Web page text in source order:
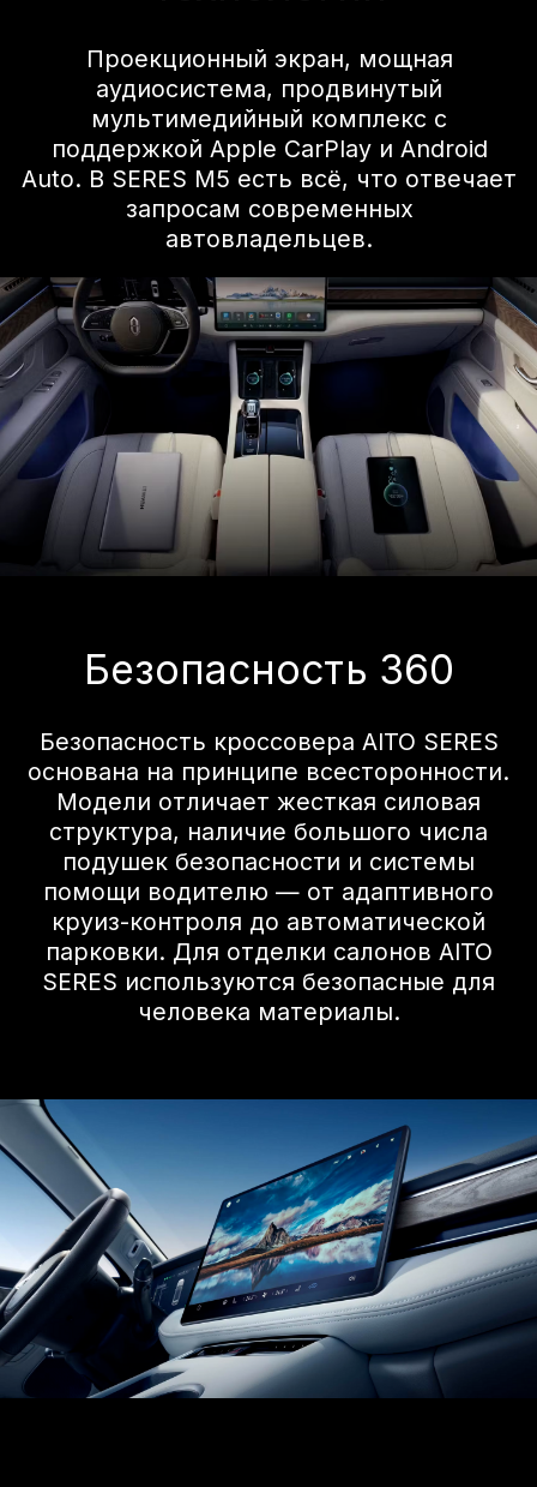
Отличная
безопасность
Система предотвращения столкновений
AEB All-Way Collision Prevention:
безопасность снова на высоте. Новая
система автоматического экстренного
рулевого управления eAES
поддерживает торможение и уклонение
от полосы движения на скорости до 135
км/ч; предупреждение о выезде с
полосы движения с помощью
виброоповещения; автоматическое
экстренное торможение и активное
предотвращение выезда с полосы
движения в различных дорожных
защиту водителя.
Видеообзор
AITO SERES M5
Технические данные